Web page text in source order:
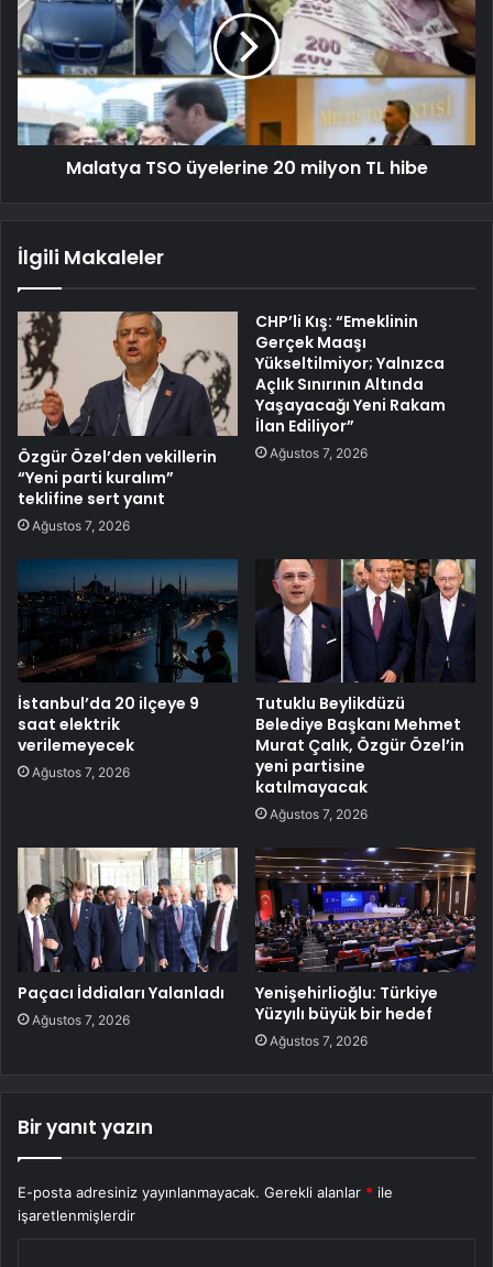
Malatya TSO üyelerine 20 milyon TL hibe
İlgili Makaleler
Özgür Özel’den vekillerin
“Yeni parti kuralım”
teklifine sert yanıt
Ağustos 7, 2026
CHP’li Kış: “Emeklinin
Gerçek Maaşı
Yükseltilmiyor; Yalnızca
Açlık Sınırının Altında
Yaşayacağı Yeni Rakam
İlan Ediliyor”
Ağustos 7, 2026
İstanbul’da 20 ilçeye 9
saat elektrik
verilemeyecek
Ağustos 7, 2026
Tutuklu Beylikdüzü
Belediye Başkanı Mehmet
Murat Çalık, Özgür Özel’in
yeni partisine
katılmayacak
Ağustos 7, 2026
Paçacı İddiaları Yalanladı
Ağustos 7, 2026
Yenişehirlioğlu: Türkiye
Yüzyılı büyük bir hedef
Ağustos 7, 2026
Bir yanıt yazın
E-posta adresiniz yayınlanmayacak. Gerekli alanlar * ile
işaretlenmişlerdir